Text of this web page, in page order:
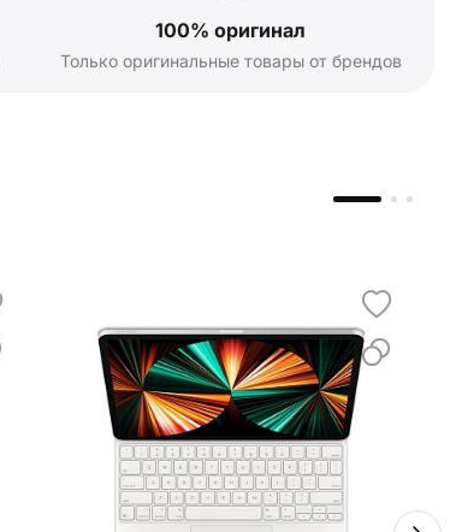
100% оригинал
Только оригинальные товары от брендов